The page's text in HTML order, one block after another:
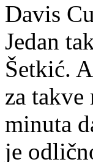
Davis
Jedan
Šetkić.
za takve
minuta
je